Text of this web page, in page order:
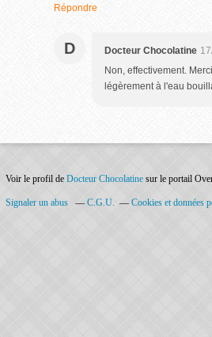
Répondre
D Docteur Chocolatine
Non, effectivement.
légèrement à l'eau
Voir le profil de Docteur Chocolatine sur le portail
Signaler un abus C.G.U. Cookies et données